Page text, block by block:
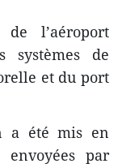
l’aéroport
systèmes de
et du port
a été mis en
par